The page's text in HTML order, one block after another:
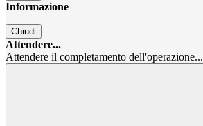
Informazione
Chiudi
Attendere...
Attendere il completamento dell'operazione...